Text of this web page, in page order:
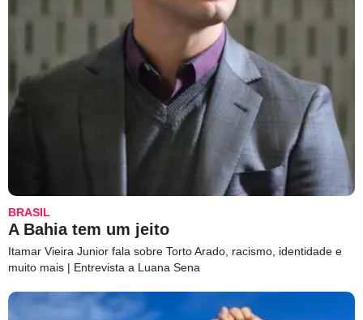
BRASIL
A Bahia tem um jeito
Itamar Vieira Junior fala sobre Torto Arado, racismo, identidade e
muito mais | Entrevista a Luana Sena